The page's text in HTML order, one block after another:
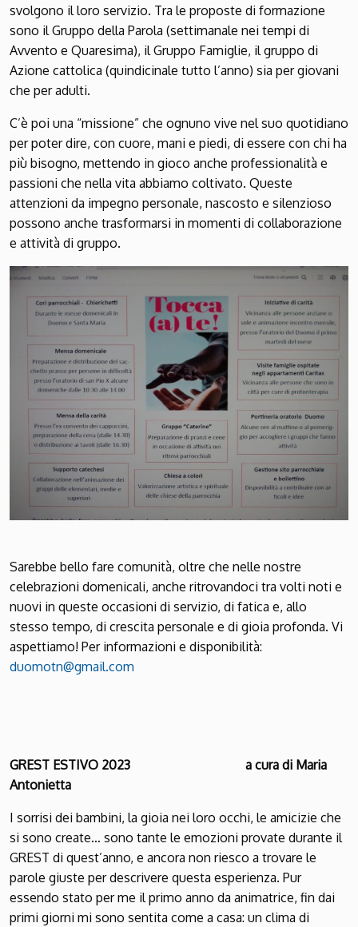
svolgono il loro servizio. Tra le proposte di formazione
sono il Gruppo della Parola (settimanale nei tempi di
Avvento e Quaresima), il Gruppo Famiglie, il gruppo di
Azione cattolica (quindicinale tutto l’anno) sia per giovani
che per adulti.
C’è poi una “missione” che ognuno vive nel suo quotidiano
per poter dire, con cuore, mani e piedi, di essere con chi ha
più bisogno, mettendo in gioco anche professionalità e
passioni che nella vita abbiamo coltivato. Queste
attenzioni da impegno personale, nascosto e silenzioso
possono anche trasformarsi in momenti di collaborazione
e attività di gruppo.
Sarebbe bello fare comunità, oltre che nelle nostre
celebrazioni domenicali, anche ritrovandoci tra volti noti e
nuovi in queste occasioni di servizio, di fatica e, allo
stesso tempo, di crescita personale e di gioia profonda. Vi
aspettiamo! Per informazioni e disponibilità:
duomotn@gmail.com
GREST ESTIVO 2023 a cura di Maria
Antonietta
I sorrisi dei bambini, la gioia nei loro occhi, le amicizie che
si sono create… sono tante le emozioni provate durante il
GREST di quest’anno, e ancora non riesco a trovare le
parole giuste per descrivere questa esperienza. Pur
essendo stato per me il primo anno da animatrice, fin dai
primi giorni mi sono sentita come a casa: un clima di